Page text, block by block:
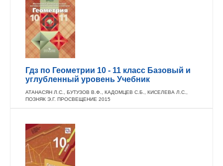
Гдз по Геометрии 10 - 11 класс Базовый и
углубленный уровень Учебник
АТАНАСЯН Л.С., БУТУЗОВ В.Ф., КАДОМЦЕВ С.Б., КИСЕЛЕВА Л.С.,
ПОЗНЯК Э.Г. ПРОСВЕЩЕНИЕ 2015